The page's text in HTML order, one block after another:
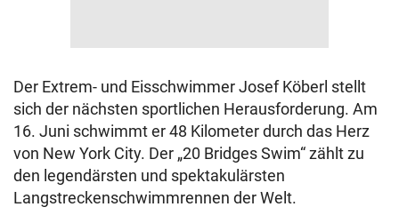
Der Extrem- und Eisschwimmer Josef Köberl stellt
sich der nächsten sportlichen Herausforderung. Am
16. Juni schwimmt er 48 Kilometer durch das Herz
von New York City. Der „20 Bridges Swim“ zählt zu
den legendärsten und spektakulärsten
Langstreckenschwimmrennen der Welt.